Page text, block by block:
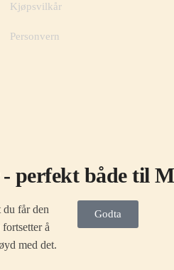
Kjøpsvilkår
Personvern
perfekt både til
får den
å
med det.
Godta